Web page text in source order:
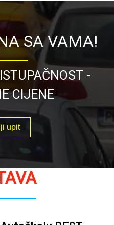
SA VAMA!
-
CIJENE
upit